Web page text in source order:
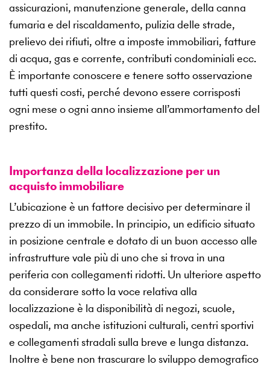
assicurazioni, manutenzione generale, della canna
fumaria e del riscaldamento, pulizia delle strade,
prelievo dei rifiuti, oltre a imposte immobiliari, fatture
di acqua, gas e corrente, contributi condominiali ecc.
È importante conoscere e tenere sotto osservazione
tutti questi costi, perché devono essere corrisposti
ogni mese o ogni anno insieme all’ammortamento del
prestito.
Importanza della localizzazione per un
acquisto immobiliare
L’ubicazione è un fattore decisivo per determinare il
prezzo di un immobile. In principio, un edificio situato
in posizione centrale e dotato di un buon accesso alle
infrastrutture vale più di uno che si trova in una
periferia con collegamenti ridotti. Un ulteriore aspetto
da considerare sotto la voce relativa alla
localizzazione è la disponibilità di negozi, scuole,
ospedali, ma anche istituzioni culturali, centri sportivi
e collegamenti stradali sulla breve e lunga distanza.
Inoltre è bene non trascurare lo sviluppo demografico